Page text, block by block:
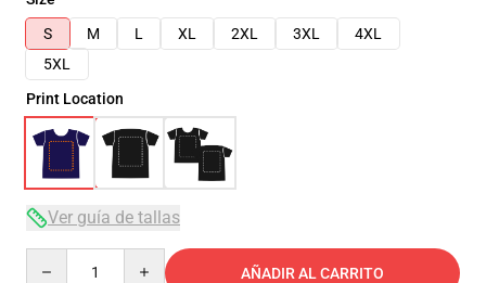
S
M L XL 2XL 3XL
4XL
5XL
Print Location
Ver guía de tallas
AÑADIR AL CARRITO